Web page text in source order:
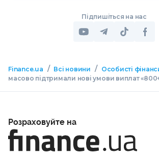
Підпишіться на нас
Finance.ua / Всі новини / Особисті
масово підтримали нові умови виплат
Розраховуйте на